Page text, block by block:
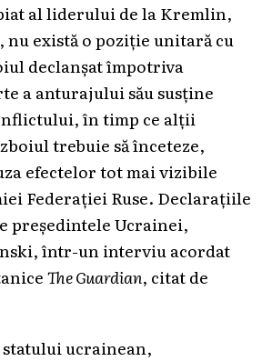
al liderului de la Kremlin,
există o poziție unitară cu
declanșat împotriva
a anturajului său susține
în timp ce alții
trebuie să înceteze,
efectelor tot mai vizibile
Federației Ruse. Declarațiile
președintele Ucrainei,
într-un interviu acordat
The Guardian, citat de
ucrainean,